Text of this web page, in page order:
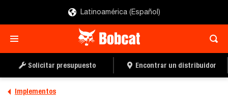
Latinoamérica (Español)
Solicitar presupuesto Encontrar un distribuidor
Implementos
LOCALIZAR UN